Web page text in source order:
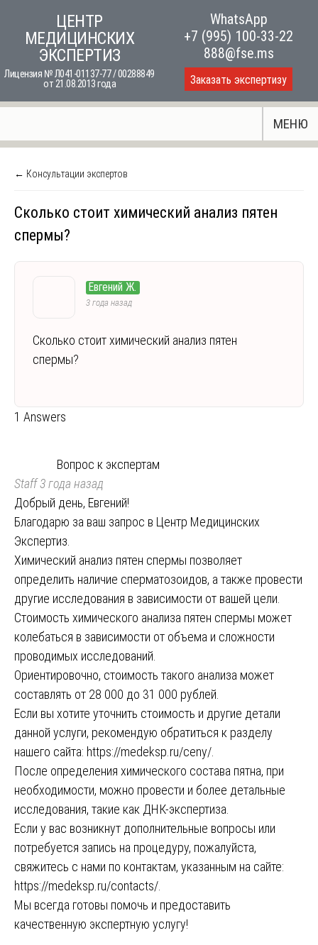
content
ЦЕНТР
МЕДИЦИНСКИХ
ЭКСПЕРТИЗ
Лицензия № Л041-01137-77 / 00288849
от 21.08.2013 года
WhatsApp
+7 (995) 100-33-22
888@fse.ms
Заказать экспертизу
МЕНЮ
← Консультации экспертов
Сколько стоит химический анализ пятен
спермы?
Евгений Ж.
3 года назад
Сколько стоит химический анализ пятен
спермы?
1 Answers
Вопрос к экспертам
Staff3 года назад
Добрый день, Евгений!
Благодарю за ваш запрос в Центр Медицинских
Экспертиз.
Химический анализ пятен спермы позволяет
определить наличие сперматозоидов, а также провести
другие исследования в зависимости от вашей цели.
Стоимость химического анализа пятен спермы может
колебаться в зависимости от объема и сложности
проводимых исследований.
Ориентировочно, стоимость такого анализа может
составлять от 28 000 до 31 000 рублей.
Если вы хотите уточнить стоимость и другие детали
данной услуги, рекомендую обратиться к разделу
нашего сайта: https://medeksp.ru/ceny/
После определения химического состава пятна, при
необходимости, можно провести и более детальные
исследования, такие как ДНК-экспертиза.
Если у вас возникнут дополнительные вопросы или
потребуется запись на процедуру, пожалуйста,
свяжитесь с нами по контактам, указанным на сайте:
https://medeksp.ru/contacts/
Мы всегда готовы помочь и предоставить
качественную экспертную услугу!